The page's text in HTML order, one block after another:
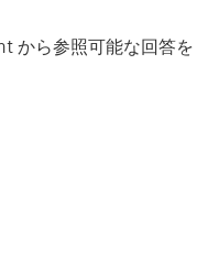
から参照可能な回答を